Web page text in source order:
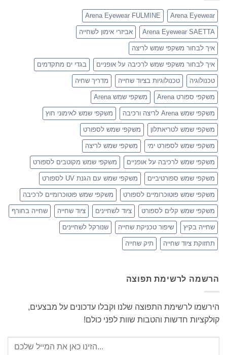
Arena Eyewear
Arena Eyewear FULMINE
Arena Eyewear SAETTA אביזרי אימון לשחייה
איך לבחור משקפי שמש לריצה
איך לבחור משקפי שמש לרכיבה על אופניים בגדי ים מתקדמים
טכנולוגיה טכנולוגיות בציוד שחייה מדריך שחיה
משקפי ספורט Arena משקפי שמש Arena
משקפי שמש Arena לריצה ורכיבה משקפי שמש לאימוני חוץ
משקפי שמש לטריאתלון משקפי שמש לספורט
משקפי שמש לספורט ימי משקפי שמש לריצה
משקפי שמש לרכיבה על אופניים משקפי שמש מקוטבים לספורט
משקפי שמש ספורטיביים משקפי שמש עם הגנת UV לספורט
משקפי שמש פוטוכרומיים לספורט משקפי שמש פוטוכרומיים לרכיבה
משקפי שמש קלים לספורט ציוד לשחיינים ציוד שחייה שחייה בחורף
שחייה בקיץ שיפור טכניקת שחייה שנורקל לשחיינים
תחזוקת ציוד שחייה תיק שחייה
הרשמה לרשימת תפוצה
הירשמו לרשימת התפוצה שלנו וקבלו עדכונים על מבצעים,
קולקציות חדשות והטבות שוות לפני כולם!